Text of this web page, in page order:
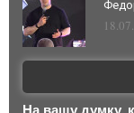
На вашу думку,